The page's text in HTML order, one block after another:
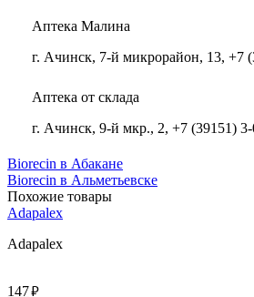
Аптека Малина
г. Ачинск, 7-й микрорайон, 13, +7
Аптека от склада
г. Ачинск, 9-й мкр., 2, +7 (39151)
Biorecin в Абакане
Biorecin в Альметьевске
Похожие товары
Adapalex
Adapalex
147руб.